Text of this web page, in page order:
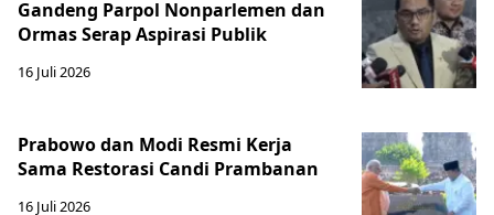
Gandeng Parpol Nonparlemen dan
Ormas Serap Aspirasi Publik
16 Juli 2026
Prabowo dan Modi Resmi Kerja
Sama Restorasi Candi Prambanan
16 Juli 2026